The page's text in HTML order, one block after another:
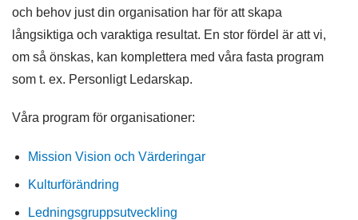
och behov just din organisation har för att skapa
långsiktiga och varaktiga resultat. En stor fördel är att vi,
om så önskas, kan komplettera med våra fasta program
som t. ex. Personligt Ledarskap.
Våra program för organisationer:
Mission Vision och Värderingar
Kulturförändring
Ledningsgruppsutveckling